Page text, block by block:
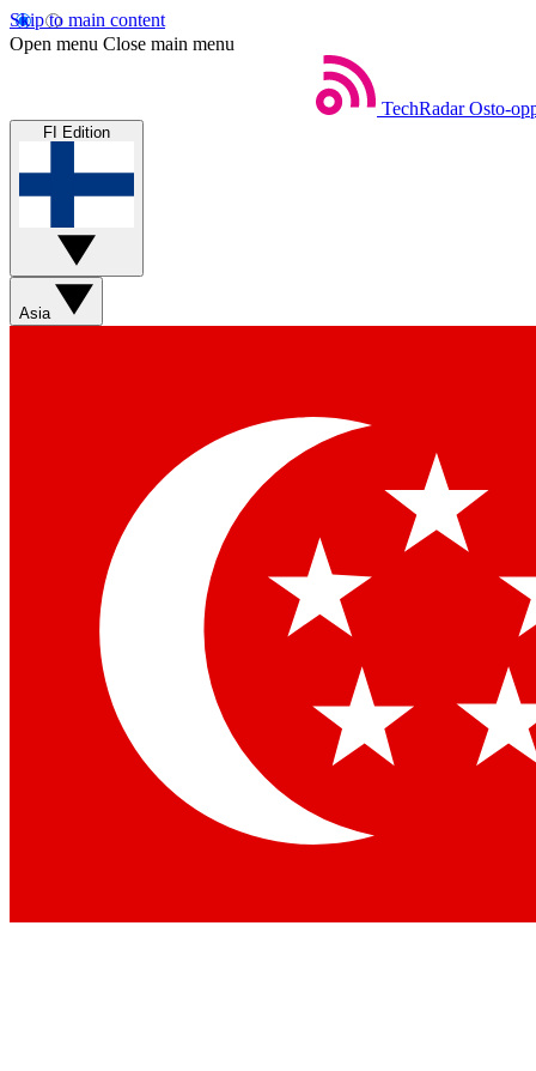
Skip to main content
Open menu Close main menu
TechRadar Osto-
FI Edition
Asia